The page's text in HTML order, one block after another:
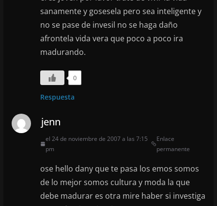
sanamente y gosesela pero sea inteligente y
no se pase de invesil no se haga daño
afrontela vida vera que poco a poco ira
madurando.
0
Respuesta
jenn
el 24 de noviembre de 2007 a las 7:15
pm
Enlace
permanente
ose hello dany que te pasa los emos somos
de lo mejor somos cultura y moda la que
debe madurar es otra mire haber si investiga